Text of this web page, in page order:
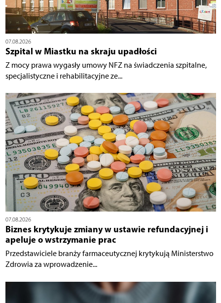
07.08.2026
Szpital w Miastku na skraju upadłości
Z mocy prawa wygasły umowy NFZ na świadczenia szpitalne,
specjalistyczne i rehabilitacyjne ze...
07.08.2026
Biznes krytykuje zmiany w ustawie refundacyjnej i
apeluje o wstrzymanie prac
Przedstawiciele branży farmaceutycznej krytykują Ministerstwo
Zdrowia za wprowadzenie...